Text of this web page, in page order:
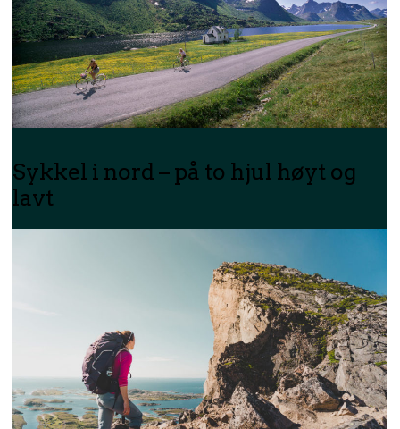
Sykkel i nord – på to hjul høyt og
lavt